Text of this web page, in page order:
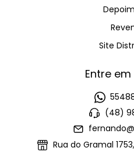
Site
Entre
(48)
Rua do Gramal